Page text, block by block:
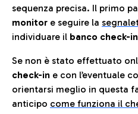
sequenza precisa. Il primo
monitor e seguire la
individuare il banco check-
Se non è stato effettuato
check-in e con l’eventuale
orientarsi meglio in questa
anticipo come funziona il